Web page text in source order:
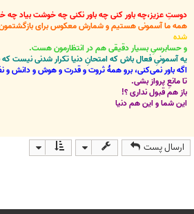
دوستِ عزیز،چه باور کنی چه باور نکنی چه خوشت بیاد چه
همه ما آسمونی هستیم و شمارش معکوس برای بازگشتمون
شده
و حسابرسیِ بسیار دقیقی هم در انتظارمون هست.
یه آسمونیِ فعال باش که امتحانِ دنیا تکرار شدنی نیست
اگه باور نمی‌کنی، برو همۀ ثروت و قدرت و هوش و دانش و
تا مانعِ پرواز بشی.
باز هم قبول نداری ؟!
این شما و این هم دنیا
ارسال پست